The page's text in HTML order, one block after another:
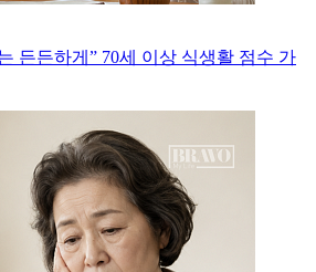
든든하게” 70세 이상 식생활 점수 가